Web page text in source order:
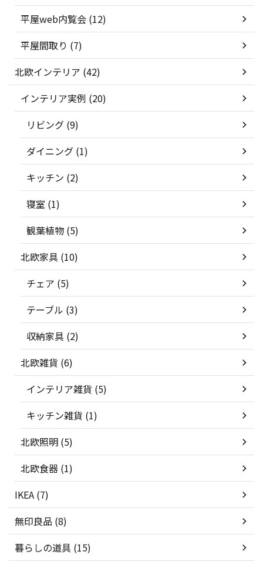
平屋web内覧会 (12)
平屋間取り (7)
北欧インテリア (42)
インテリア実例 (20)
リビング (9)
ダイニング (1)
キッチン (2)
寝室 (1)
観葉植物 (5)
北欧家具 (10)
チェア (5)
テーブル (3)
収納家具 (2)
北欧雑貨 (6)
インテリア雑貨 (5)
キッチン雑貨 (1)
北欧照明 (5)
北欧食器 (1)
IKEA (7)
無印良品 (8)
暮らしの道具 (15)